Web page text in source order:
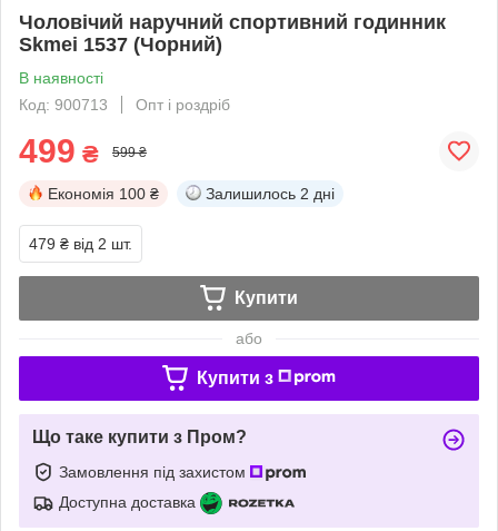
Чоловічий наручний спортивний годинник
Skmei 1537 (Чорний)
В наявності
Код: 900713
Опт і роздріб
499 ₴ 599 ₴
Економія 100 ₴ Залишилось 2 дні
479 ₴ від 2 шт.
Купити
або
Купити з
Що таке купити з Пром?
Замовлення під захистом
Доступна доставка